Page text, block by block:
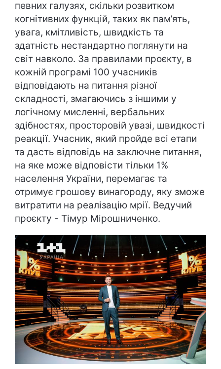
певних галузях, скільки розвитком
когнітивних функцій, таких як пам’ять,
увага, кмітливість, швидкість та
здатність нестандартно поглянути на
світ навколо. За правилами проєкту, в
кожній програмі 100 учасників
відповідають на питання різної
складності, змагаючись з іншими у
логічному мисленні, вербальних
здібностях, просторовій увазі, швидкості
реакції. Учасник, який пройде всі етапи
та дасть відповідь на заключне питання,
на яке може відповісти тільки 1%
населення України, перемагає та
отримує грошову винагороду, яку зможе
витратити на реалізацію мрії. Ведучий
проєкту - Тімур Мірошниченко.